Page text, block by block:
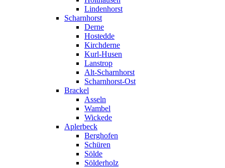
Lindenhorst
Scharnhorst
Derne
Hostedde
Kirchderne
Kurl-Husen
Lanstrop
Alt-Scharnhorst
Scharnhorst-Ost
Brackel
Asseln
Wambel
Wickede
Aplerbeck
Berghofen
Schüren
Sölde
Sölderholz